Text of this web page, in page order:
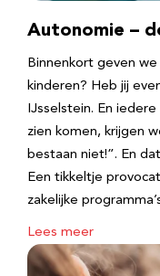
Autonomie –
Binnenkort geven
kinderen? Heb jij
IJsselstein. En
zien komen, krijgen
bestaan niet!”. En
Een tikkeltje
zakelijke
Lees meer